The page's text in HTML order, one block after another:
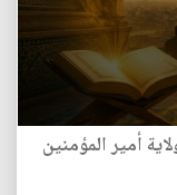
أمير المؤمنين